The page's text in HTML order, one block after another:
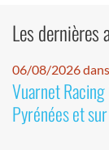
Les dernières
06/08/2026
Vuarnet
Pyrénées et